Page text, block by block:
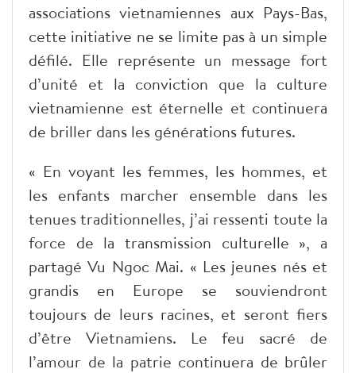
associations vietnamiennes aux Pays-Bas,
cette initiative ne se limite pas à un simple
défilé. Elle représente un message fort
d’unité et la conviction que la culture
vietnamienne est éternelle et continuera
de briller dans les générations futures.
« En voyant les femmes, les hommes, et
les enfants marcher ensemble dans les
tenues traditionnelles, j’ai ressenti toute la
force de la transmission culturelle », a
partagé Vu Ngoc Mai. « Les jeunes nés et
grandis en Europe se souviendront
toujours de leurs racines, et seront fiers
d’être Vietnamiens. Le feu sacré de
l’amour de la patrie continuera de brûler